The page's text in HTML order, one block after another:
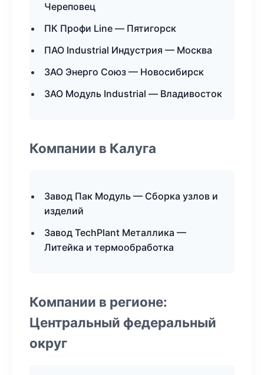
Череповец
ПК Профи Line — Пятигорск
ПАО Industrial Индустрия — Москва
ЗАО Энерго Союз — Новосибирск
ЗАО Модуль Industrial — Владивосток
Компании в Калуга
Завод Пак Модуль — Сборка узлов и
изделий
Завод TechPlant Металлика —
Литейка и термообработка
Компании в регионе:
Центральный федеральный
округ